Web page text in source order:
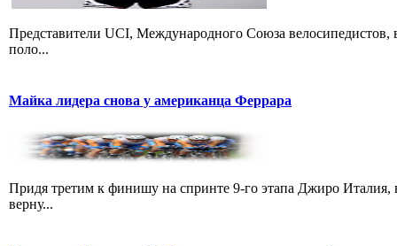
Представители UCI, Международного Союза
поло...
Майка лидера снова у американца Феррара
Придя третим к финишу на спринте 9-го этапа Джиро
верну...